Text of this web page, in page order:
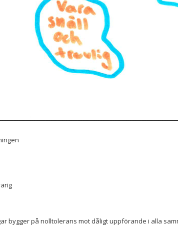
bygger på nolltolerans mot dåligt uppförande i alla